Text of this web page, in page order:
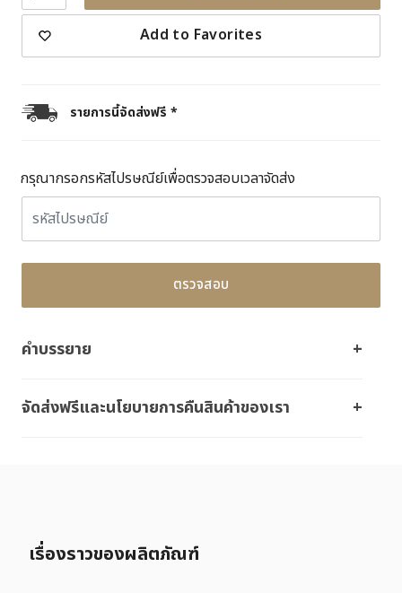
Add to Favorites
รายการนี้จัดส่งฟรี *
กรุณากรอกรหัสไปรษณีย์เพื่อตรวจสอบเวลาจัดส่ง
ตรวจสอบ
คำบรรยาย
จัดส่งฟรีและนโยบายการคืนสินค้าของเรา
เรื่องราวของผลิตภัณฑ์